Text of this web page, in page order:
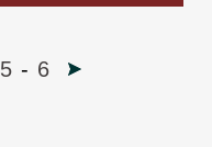
5 - 6